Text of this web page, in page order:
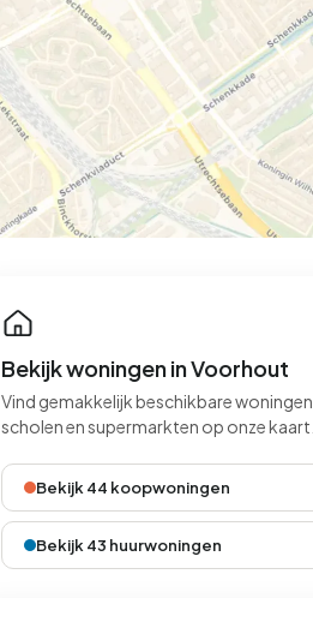
Bekijk woningen in Voorhout
Vind gemakkelijk beschikbare woningen,
scholen en supermarkten op onze kaart.
Bekijk 44 koopwoningen
Bekijk 43 huurwoningen